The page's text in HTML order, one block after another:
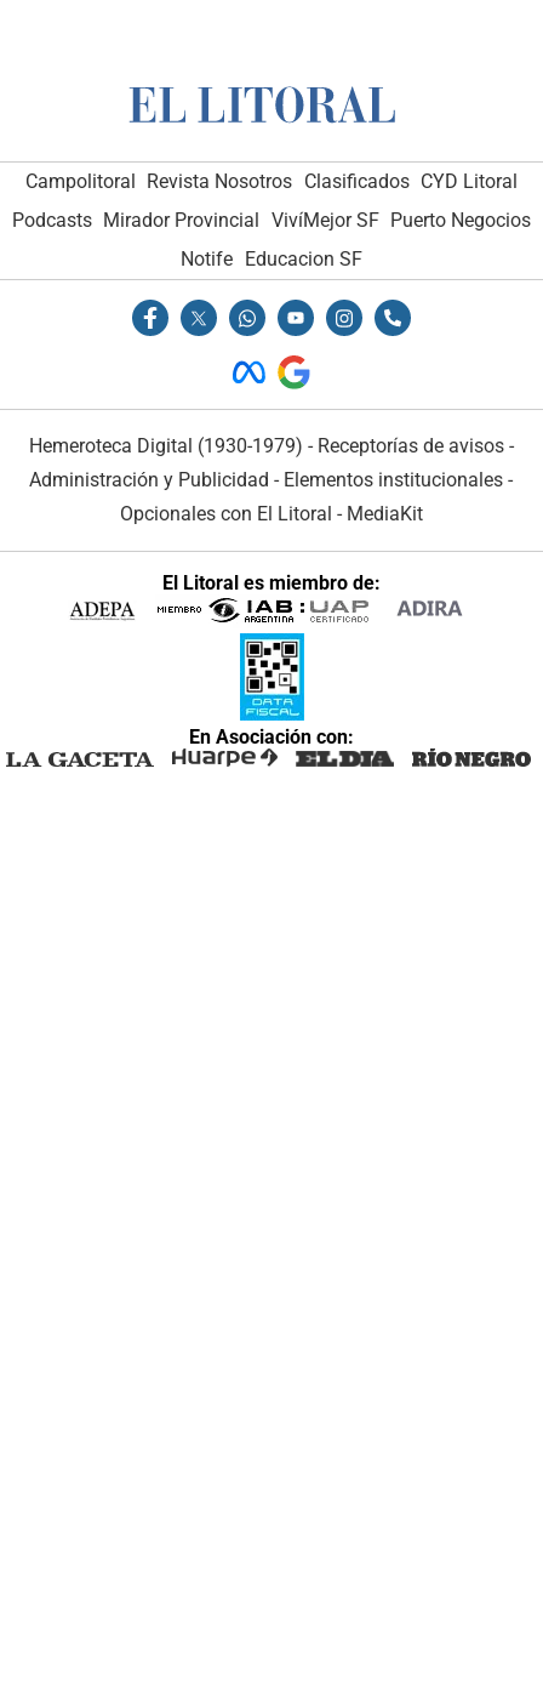
Campolitoral Revista Nosotros Clasificados CYD Litoral
Podcasts Mirador Provincial VivíMejor SF Puerto Negocios
Notife Educacion SF
Hemeroteca Digital (1930-1979) - Receptorías de avisos -
Administración y Publicidad - Elementos institucionales -
Opcionales con El Litoral - MediaKit
El Litoral es miembro de:
En Asociación con: